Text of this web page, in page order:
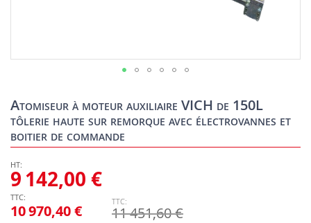
Atomiseur à moteur auxiliaire VICH de 150L
tôlerie haute sur remorque avec électrovannes et
boitier de commande
10 970,40 €
9 142,00 €
11 451,60 €
to
the
beginning
of
images
gallery